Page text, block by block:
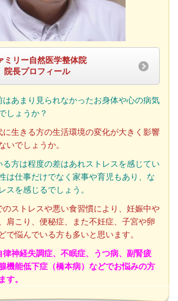
ミリー自然医学整体院
院長プロフィール
はあまり見られなかったお身体や心の病気
しょうか？
に生きる方の生活環境の変化が大きく影響
いでしょうか。
る方は程度の差はあれストレスを感じてい
は仕事だけでなく家事や育児もあり、な
スを感じるでしょう。
のストレスや悪い食習慣により、妊娠中や
肩こり、便秘症、また不妊症、子宮や卵
で悩んでいる方も多いと思います。
律神経失調症、不眠症、うつ病、副腎疲
機能低下症（橋本病）などでお悩みの方
す。